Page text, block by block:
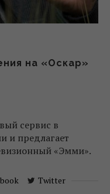
на «Оскар»
сервис в
и предлагает
«Эмми».
Twitter